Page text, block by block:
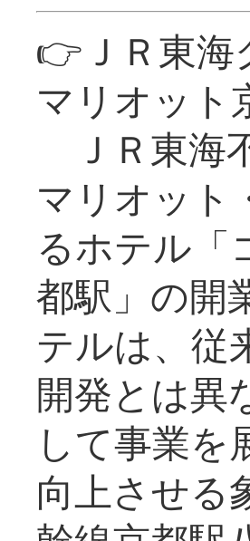
👉ＪＲ東
マリオット
ＪＲ東海
マリオット
るホテル「
都駅」の開
テルは、従
開発とは異
して事業を
向上させる